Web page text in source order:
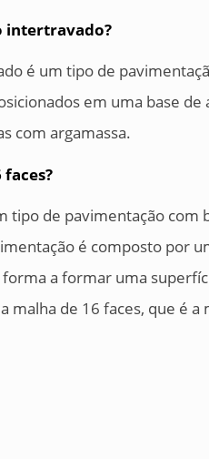
intertravado?
é um tipo de
em uma base
com argamassa.
tipo de pavimentação com
é composto por
a formar uma
malha de 16 faces, que é